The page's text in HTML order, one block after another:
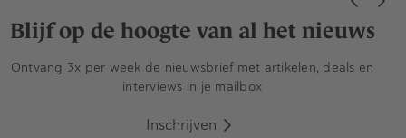
Blijf op de hoogte van al het nieuws
Ontvang 3x per week de nieuwsbrief met artikelen, deals en
interviews in je mailbox
Inschrijven